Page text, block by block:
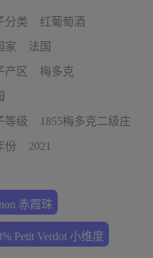
分类 红葡萄酒
家 法国
产区 梅多克
等级 1855梅多克二级庄
份 2021
赤霞珠
Petit Verdot 小维度